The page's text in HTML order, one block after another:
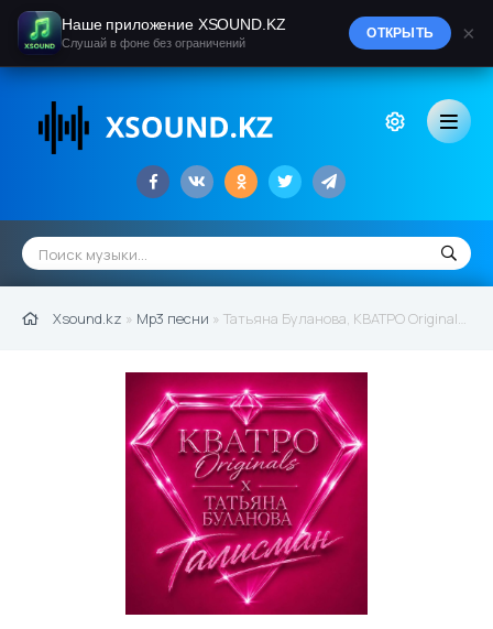
Xsound.kz » Mp3 песни » Татьяна Буланова, КВАТРО Originals - Талисман
Наше приложение XSOUND.KZ
Слушай в фоне без ограничений
ОТКРЫТЬ ×